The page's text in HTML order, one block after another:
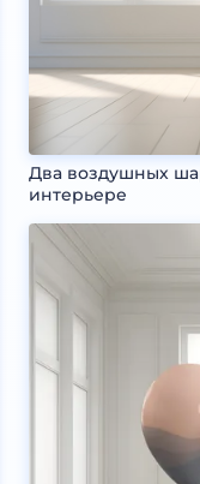
Два воздушных
интерьере